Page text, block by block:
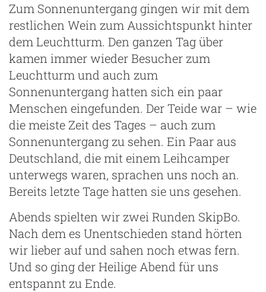
Zum Sonnenuntergang gingen wir mit dem
restlichen Wein zum Aussichtspunkt hinter
dem Leuchtturm. Den ganzen Tag über
kamen immer wieder Besucher zum
Leuchtturm und auch zum
Sonnenuntergang hatten sich ein paar
Menschen eingefunden. Der Teide war – wie
die meiste Zeit des Tages – auch zum
Sonnenuntergang zu sehen. Ein Paar aus
Deutschland, die mit einem Leihcamper
unterwegs waren, sprachen uns noch an.
Bereits letzte Tage hatten sie uns gesehen.
Abends spielten wir zwei Runden SkipBo.
Nach dem es Unentschieden stand hörten
wir lieber auf und sahen noch etwas fern.
Und so ging der Heilige Abend für uns
entspannt zu Ende.